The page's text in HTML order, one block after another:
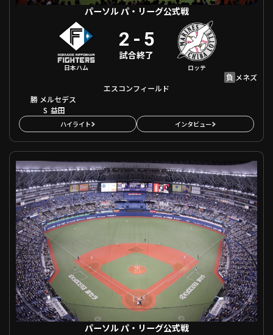
利用規約 プライバシーポリシー
運営会社（別ウィンドウで開く） よくある質問
特定商取引法の表示 アルバイト募集（別ウィンドウで開く
動画を検索（選手・チーム・プレー内容…）
パーソル パ・リーグ公式戦
日本ハム
2 - 5
試合終了
ロッテ
負 メネズ
エスコンフィールド
勝 メルセデス
S 益田
ハイライト インタビュー
パーソル パ・リーグ公式戦 オリックス VS 福岡ソフトバンク
パーソル パ・リーグ公式戦